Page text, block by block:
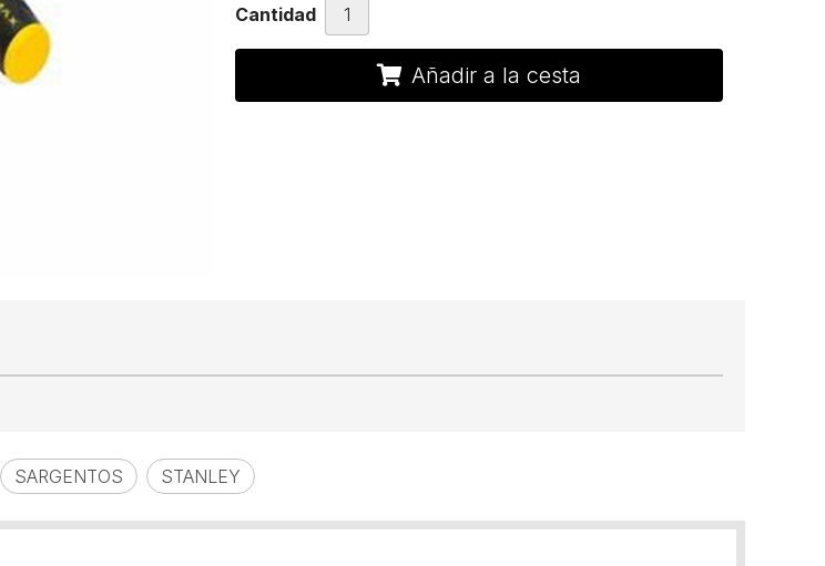
Cantidad
Añadir a la cesta
SARGENTOS STANLEY